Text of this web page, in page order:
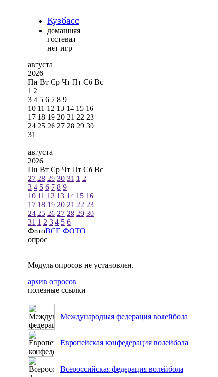
Кузбасс
домашняя
гостевая
нет игр
августа
2026
Пн Вт Ср Чт Пт Сб Вс
1 2
3 4 5 6 7 8 9
10 11 12 13 14 15 16
17 18 19 20 21 22 23
24 25 26 27 28 29 30
31
августа
2026
Пн Вт Ср Чт Пт Сб Вс
27 28 29 30 31 1 2
3 4 5 6 7 8 9
10 11 12 13 14 15 16
17 18 19 20 21 22 23
24 25 26 27 28 29 30
31 1 2 3 4 5 6
ФотоВСЕ ФОТО
опрос
Модуль опросов не установлен.
архив опросов
полезные ссылки
Международная федерация волейбола
Европейская конфедерация волейбола
Всероссийская федерация волейбола